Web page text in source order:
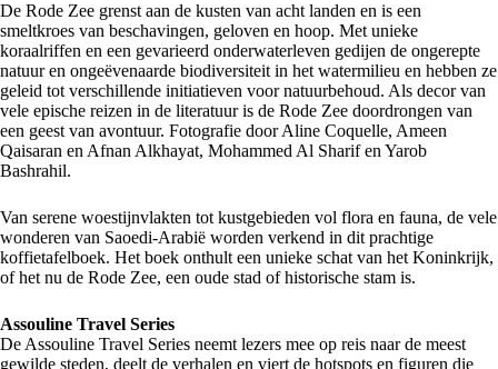
De Rode Zee grenst aan de kusten van acht landen en is een
smeltkroes van beschavingen, geloven en hoop. Met unieke
koraalriffen en een gevarieerd onderwaterleven gedijen de ongerepte
natuur en ongeëvenaarde biodiversiteit in het watermilieu en hebben ze
geleid tot verschillende initiatieven voor natuurbehoud. Als decor van
vele epische reizen in de literatuur is de Rode Zee doordrongen van
een geest van avontuur. Fotografie door Aline Coquelle, Ameen
Qaisaran en Afnan Alkhayat, Mohammed Al Sharif en Yarob
Bashrahil.
Van serene woestijnvlakten tot kustgebieden vol flora en fauna, de vele
wonderen van Saoedi-Arabië worden verkend in dit prachtige
koffietafelboek. Het boek onthult een unieke schat van het Koninkrijk,
of het nu de Rode Zee, een oude stad of historische stam is.
Assouline Travel Series
De Assouline Travel Series neemt lezers mee op reis naar de meest
gewilde steden, deelt de verhalen en viert de hotspots en figuren die